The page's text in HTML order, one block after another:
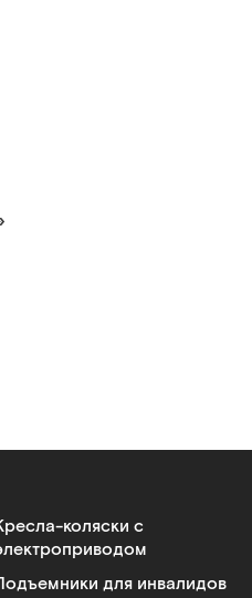
коляски с
для инвалидов